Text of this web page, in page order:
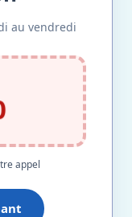
au vendredi
appel